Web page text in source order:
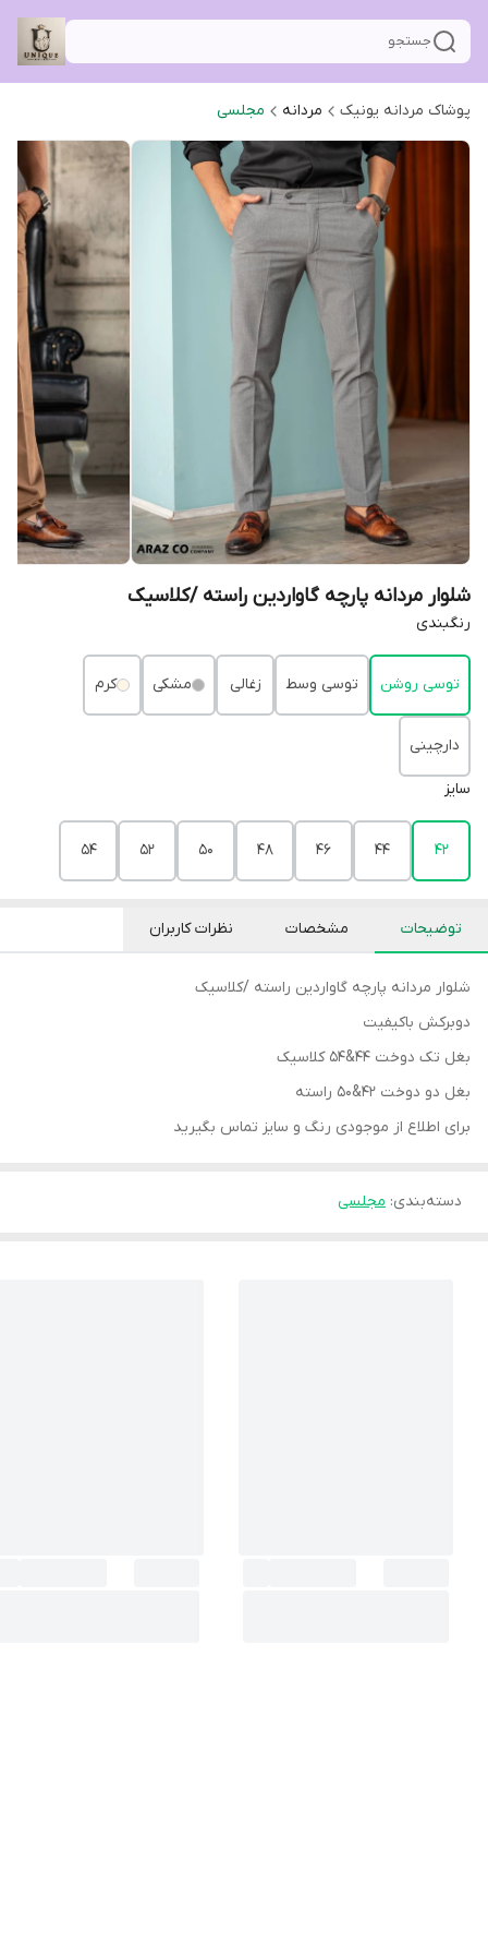
جستجو
پوشاک مردانه یونیک مردانه مجلسی
شلوار مردانه پارچه گاواردین راسته /کلاسیک
رنگبندی
توسی روشن توسی وسط زغالی مشکی کرم
دارچینی
سایز
42
44
46
48
50
52
54
توضیحات مشخصات نظرات کاربران
شلوار مردانه پارچه گاواردین راسته /کلاسیک
دوبرکش باکیفیت
بغل تک دوخت 44&54 کلاسیک
بغل دو دوخت 42&50 راسته
برای اطلاع از موجودی رنگ و سایز تماس بگیرید
دسته‌بندی: مجلسی